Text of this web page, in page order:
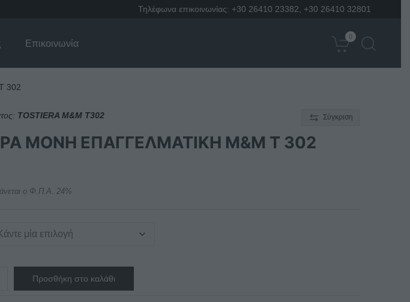
Τηλέφωνα επικοινωνίας: +30 26410 23382 +30 26410 32801
Επικοινωνία
0
302
TOSTIERA M&M T302 Σύγκριση
ΜΟΝΗ ΕΠΑΓΓΕΛΜΑΤΙΚΗ Μ&Μ Τ 302
ο Φ.Π.Α. 24%
Προσθήκη στο καλάθι